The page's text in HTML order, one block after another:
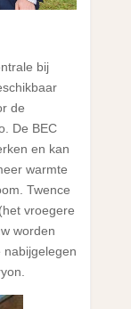
bij
de
De BEC
en kan
warmte
Twence
vroegere
worden
nabijgelegen